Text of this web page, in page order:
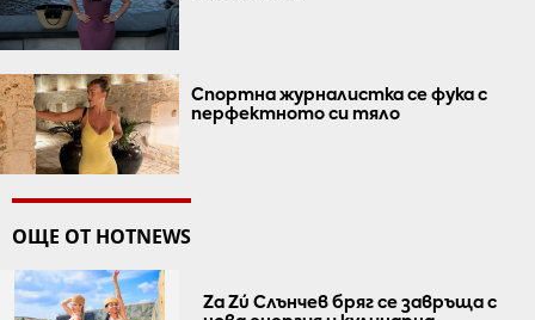
Спортна журналистка се фука с
перфектното си тяло
ОЩЕ ОТ HOTNEWS
Za Zú Слънчев бряг се завръща с